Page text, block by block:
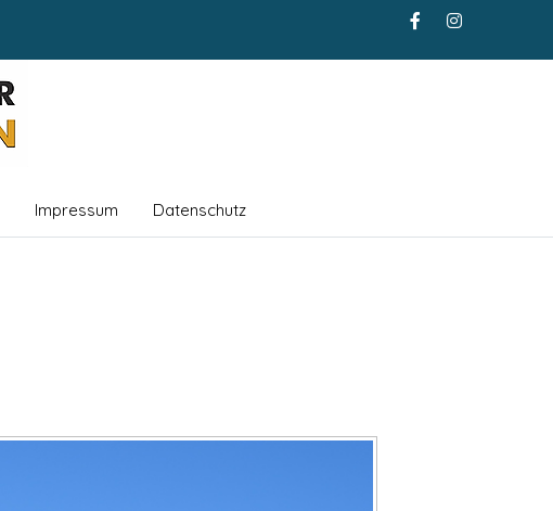
Impressum Datenschutz